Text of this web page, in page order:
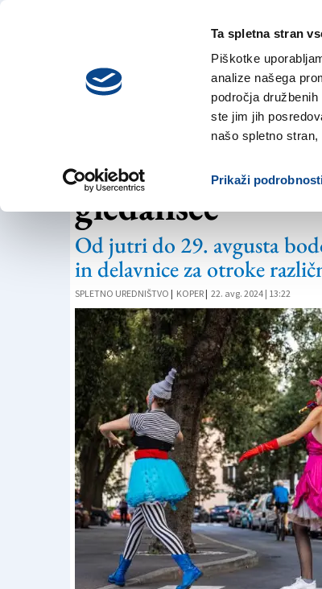
Ta spletna stran
Piškotke
analize našega
področja
ste jim jih
našo spletno
Prikaži
četrtek,
6. avgusta
Festival Pri
gledališče
Od jutri do 29. avgusta
in delavnice za otroke
SPLETNO UREDNIŠTVO | KOPER | 22. avg. 2024 | 13:22